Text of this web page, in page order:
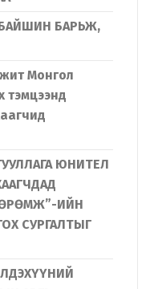
БАРЬЖ,
Монгол
тэмцээнд
ЮНИТЕЛ
ИЙН
СУРГАЛТЫГ
English